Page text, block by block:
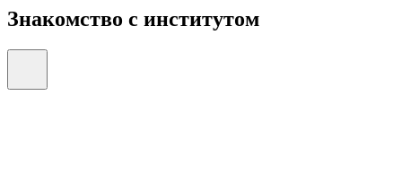
Знакомство с институтом